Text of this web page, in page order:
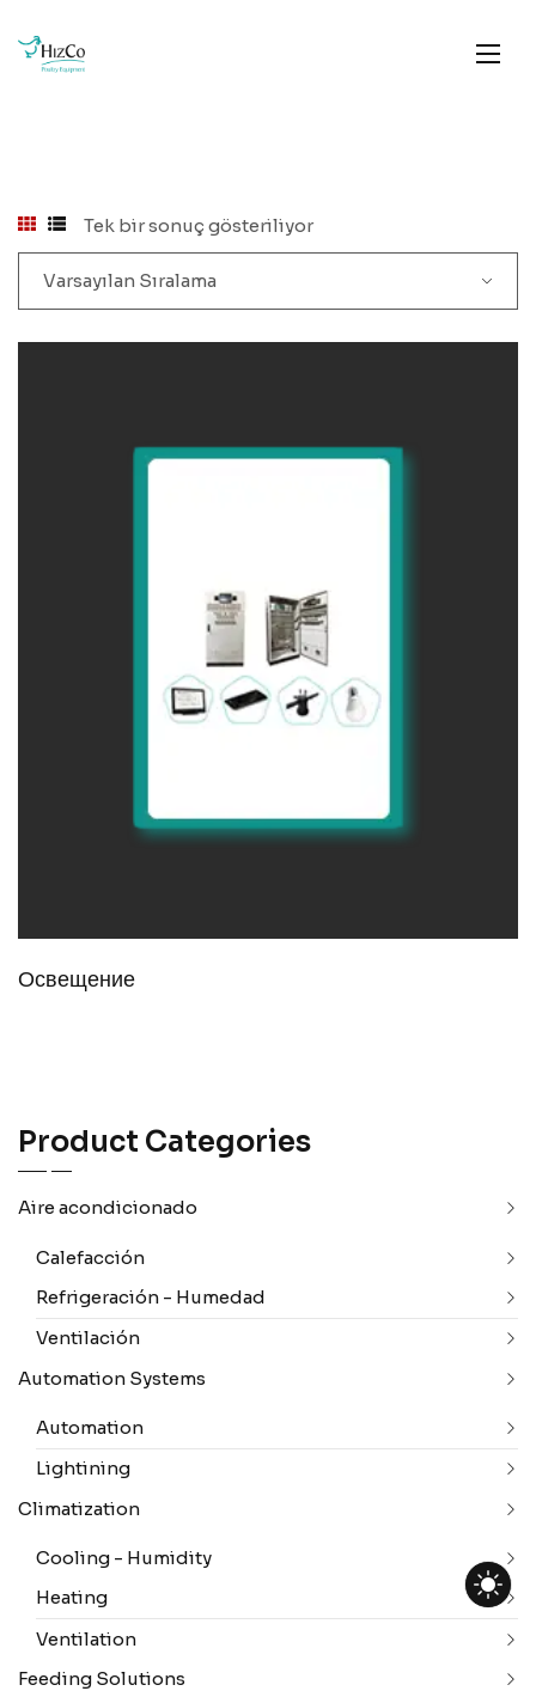
Tek bir sonuç gösteriliyor
Varsayılan Sıralama
Освещение
Product Categories
Aire acondicionado
Calefacción
Refrigeración - Humedad
Ventilación
Automation Systems
Automation
Lightining
Climatization
Cooling - Humidity
Heating
Ventilation
Feeding Solutions